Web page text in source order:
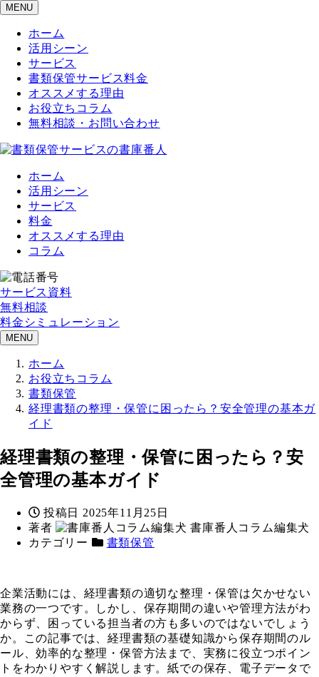
MENU
ホーム
活用シーン
サービス
書類保管サービス料金
オススメする理由
お役立ちコラム
無料相談・お問い合わせ
ホーム
活用シーン
サービス
料金
オススメする理由
コラム
サービス資料
無料相談
料金シミュレーション
MENU
ホーム
お役立ちコラム
書類保管
経理書類の整理・保管に困ったら？安全管理の基本ガ
イド
経理書類の整理・保管に困ったら？安
全管理の基本ガイド
投稿日
2025年11月25日
著者
書庫番人コラム編集犬
カテゴリー
書類保管
企業活動には、経理書類の適切な整理・保管は欠かせない
業務の一つです。しかし、保存期間の違いや管理方法がわ
からず、困っている担当者の方も多いのではないでしょう
か。この記事では、経理書類の基礎知識から保存期間のル
ール、効率的な整理・保管方法まで、実務に役立つポイン
トをわかりやすく解説します。紙での保存、電子データで